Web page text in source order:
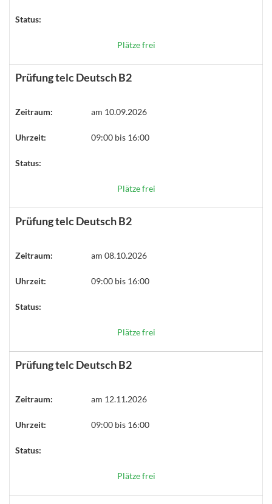
Status:
Plätze frei
Prüfung telc Deutsch B2
Zeitraum: am 10.09.2026
Uhrzeit: 09:00 bis 16:00
Status:
Plätze frei
Prüfung telc Deutsch B2
Zeitraum: am 08.10.2026
Uhrzeit: 09:00 bis 16:00
Status:
Plätze frei
Prüfung telc Deutsch B2
Zeitraum: am 12.11.2026
Uhrzeit: 09:00 bis 16:00
Status:
Plätze frei